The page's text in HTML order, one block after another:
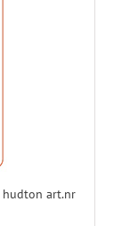
hudton art.nr